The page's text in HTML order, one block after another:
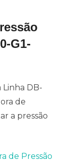
G1-
Linha DB-
de
a pressão
de Pressão